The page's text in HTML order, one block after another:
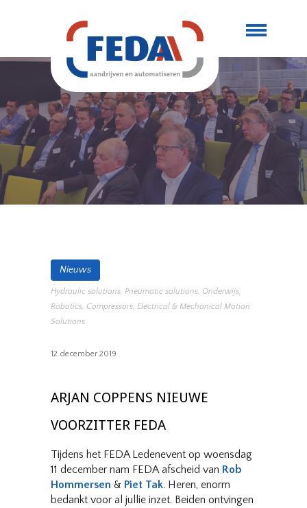
Nieuws
Hydraulic solutions, Pneumatic solutions, Onderwijs,
Robotics, Compressors, Electrical & Mechanical Motion
Solutions
12 december 2019
ARJAN COPPENS NIEUWE
VOORZITTER FEDA
Tijdens het FEDA Ledenevent op woensdag
11 december nam FEDA afscheid van Rob
Hommersen & Piet Tak. Heren, enorm
bedankt voor al jullie inzet. Beiden ontvingen